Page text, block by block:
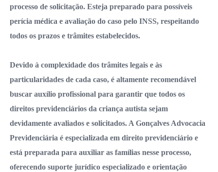
processo de solicitação. Esteja preparado para possíveis
perícia médica e avaliação do caso pelo INSS, respeitando
todos os prazos e trâmites estabelecidos.
Devido à complexidade dos trâmites legais e às
particularidades de cada caso, é altamente recomendável
buscar auxílio profissional para garantir que todos os
direitos previdenciários da criança autista sejam
devidamente avaliados e solicitados. A Gonçalves Advocacia
Previdenciária é especializada em direito previdenciário e
está preparada para auxiliar as famílias nesse processo,
oferecendo suporte jurídico especializado e orientação